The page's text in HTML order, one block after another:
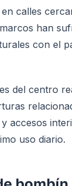
calles
han
con el
del centro
accesos
uso diario.